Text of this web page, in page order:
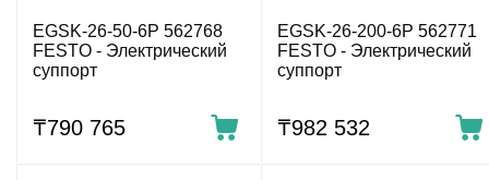
EGSK-26-50-6P 562768
FESTO - Электрический
суппорт
₸790 765
EGSK-26-200-6P 562771
FESTO - Электрический
суппорт
₸982 532